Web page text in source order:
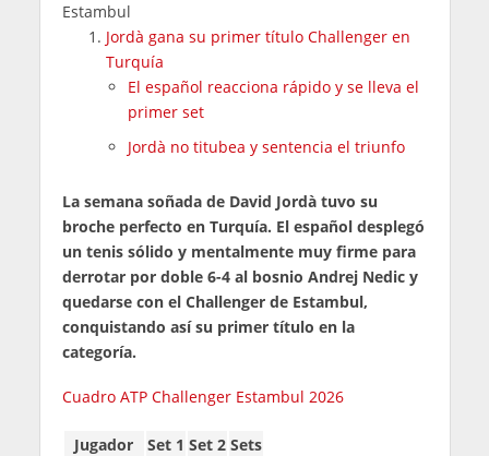
Estambul
Jordà gana su primer título Challenger en
Turquía
El español reacciona rápido y se lleva el
primer set
Jordà no titubea y sentencia el triunfo
La semana soñada de David Jordà tuvo su
broche perfecto en Turquía. El español desplegó
un tenis sólido y mentalmente muy firme para
derrotar por doble 6-4 al bosnio Andrej Nedic y
quedarse con el Challenger de Estambul,
conquistando así su primer título en la
categoría.
Cuadro ATP Challenger Estambul 2026
Jugador Set 1 Set 2 Sets